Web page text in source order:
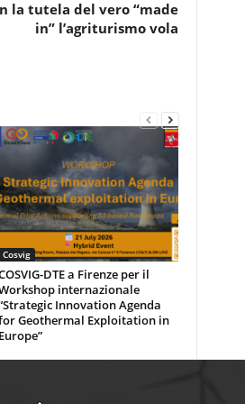
la tutela del vero “made
in” l’agriturismo vola
Cosvig
DTE a Firenze per il
internazionale
Innovation Agenda
Geothermal Exploitation in
Europe”